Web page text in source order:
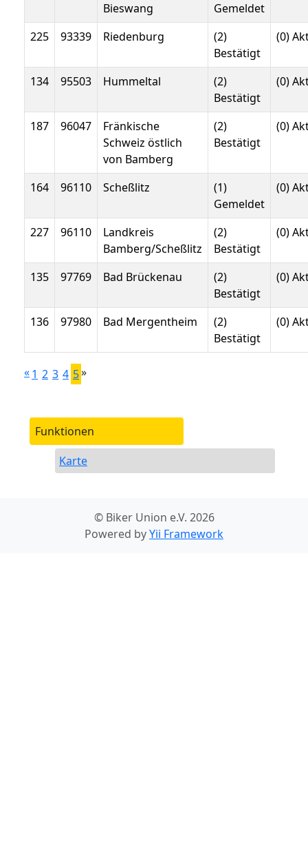
Bieswang
Gemeldet
225 93339 Riedenburg
(2)
Bestätigt
(0)
134 95503 Hummeltal
(2)
Bestätigt
(0)
187 96047
Fränkische
Schweiz östlich
von Bamberg
(2)
Bestätigt
(0)
164 96110 Scheßlitz
(1)
Gemeldet
(0)
227 96110
Landkreis
Bamberg/Scheßlitz
(2)
Bestätigt
(0)
135 97769 Bad Brückenau
(2)
Bestätigt
(0)
136 97980 Bad Mergentheim
(2)
Bestätigt
(0)
«1 2 3 4 5»
Funktionen
Karte
© Biker Union e.V. 2026
Powered byYii Framework